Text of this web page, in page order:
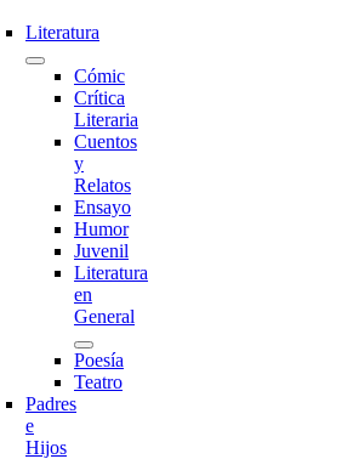
Literatura
Cómic
Crítica
Literaria
Cuentos
y
Relatos
Ensayo
Humor
Juvenil
Literatura
en
General
Poesía
Teatro
Padres
e
Hijos